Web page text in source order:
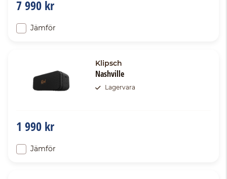
7 990 kr
Jämför
Klipsch
Nashville
Lagervara
1 990 kr
Jämför